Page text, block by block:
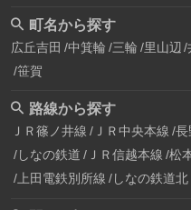
町名から探す
広丘吉田 中箕輪 三輪 里山辺
笹賀
路線から探す
ＪＲ篠ノ井線 ＪＲ中央本線 長
しなの鉄道 ＪＲ信越本線 松
上田電鉄別所線 しなの鉄道北